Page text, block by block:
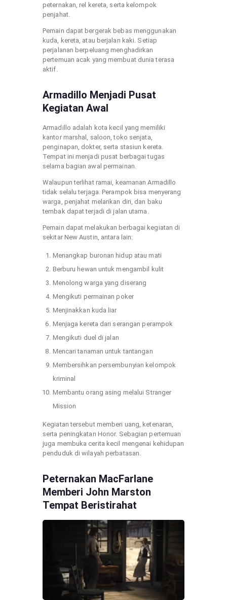
peternakan, rel kereta, serta kelompok
penjahat.
Pemain dapat bergerak bebas menggunakan
kuda, kereta, atau berjalan kaki. Setiap
perjalanan berpeluang menghadirkan
pertemuan acak yang membuat dunia terasa
aktif.
Armadillo Menjadi Pusat
Kegiatan Awal
Armadillo adalah kota kecil yang memiliki
kantor marshal, saloon, toko senjata,
penginapan, dokter, serta stasiun kereta.
Tempat ini menjadi pusat berbagai tugas
selama bagian awal permainan.
Walaupun terlihat ramai, keamanan Armadillo
tidak selalu terjaga. Perampok bisa menyerang
warga, penjahat melarikan diri, dan baku
tembak dapat terjadi di jalan utama.
Pemain dapat melakukan berbagai kegiatan di
sekitar New Austin, antara lain:
Menangkap buronan hidup atau mati
Berburu hewan untuk mengambil kulit
Menolong warga yang diserang
Mengikuti permainan poker
Menjinakkan kuda liar
Menjaga kereta dari serangan perampok
Mengikuti duel di jalan
Mencari tanaman untuk tantangan
Membersihkan persembunyian kelompok
kriminal
Membantu orang asing melalui Stranger
Mission
Kegiatan tersebut memberi uang, ketenaran,
serta peningkatan Honor. Sebagian pertemuan
juga membuka cerita kecil mengenai kehidupan
penduduk di wilayah perbatasan.
Peternakan MacFarlane
Memberi John Marston
Tempat Beristirahat